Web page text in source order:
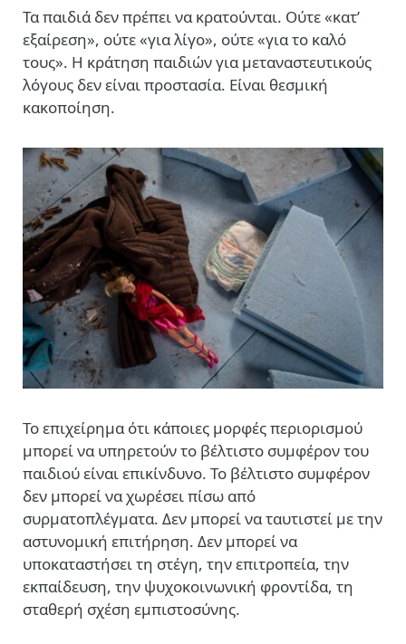
Τα παιδιά δεν πρέπει να κρατούνται. Ούτε «κατ’
εξαίρεση», ούτε «για λίγο», ούτε «για το καλό
τους». Η κράτηση παιδιών για μεταναστευτικούς
λόγους δεν είναι προστασία. Είναι θεσμική
κακοποίηση.
Το επιχείρημα ότι κάποιες μορφές περιορισμού
μπορεί να υπηρετούν το βέλτιστο συμφέρον του
παιδιού είναι επικίνδυνο. Το βέλτιστο συμφέρον
δεν μπορεί να χωρέσει πίσω από
συρματοπλέγματα. Δεν μπορεί να ταυτιστεί με την
αστυνομική επιτήρηση. Δεν μπορεί να
υποκαταστήσει τη στέγη, την επιτροπεία, την
εκπαίδευση, την ψυχοκοινωνική φροντίδα, τη
σταθερή σχέση εμπιστοσύνης.